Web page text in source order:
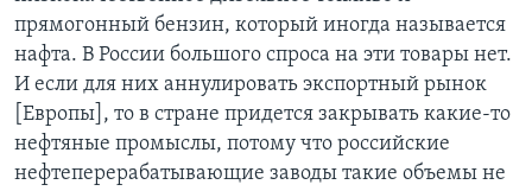
прямогонный бензин, который иногда называется
нафта. В России большого спроса на эти товары нет.
И если для них аннулировать экспортный рынок
[Европы], то в стране придется закрывать какие-то
нефтяные промыслы, потому что российские
нефтеперерабатывающие заводы такие объемы не